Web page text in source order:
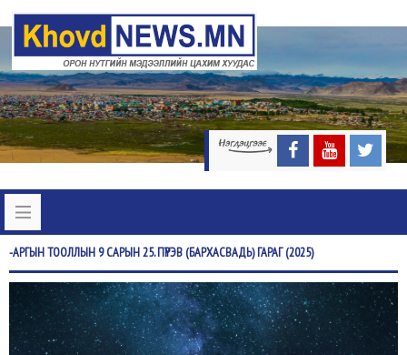
-АРГЫНТООЛЛЫН 9 САРЫН 25. ПҮРЭВ (БАРХАСВАДЬ) ГАРАГ (2025)